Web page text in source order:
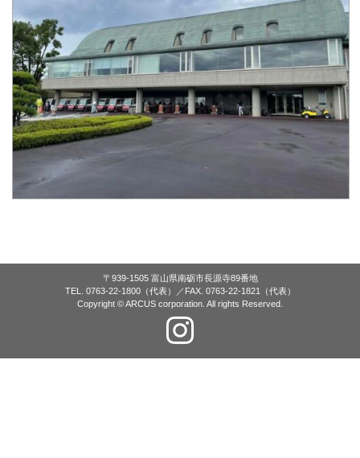
〒939-1505 富山県南砺市長源寺89番地
TEL. 0763-22-1800（代表）／FAX. 0763-22-1821（代表）
Copyright © ARCUS corporation. All rights Reserved.